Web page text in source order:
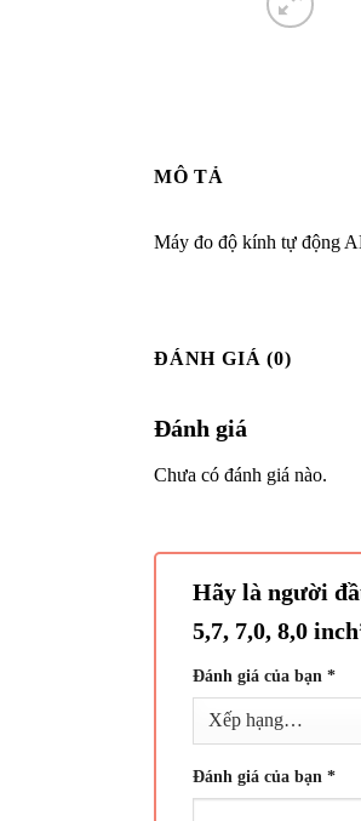
MÔ TẢ
Máy đo độ kính tự động
ĐÁNH GIÁ (0)
Đánh giá
Chưa có đánh giá nào.
Hãy là người
5,7, 7,0, 8,0
Đánh giá của bạn *
Đánh giá của bạn *